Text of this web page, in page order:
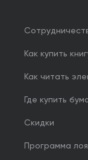
Как купить
Как читать
Где купить
Скидки
Программа